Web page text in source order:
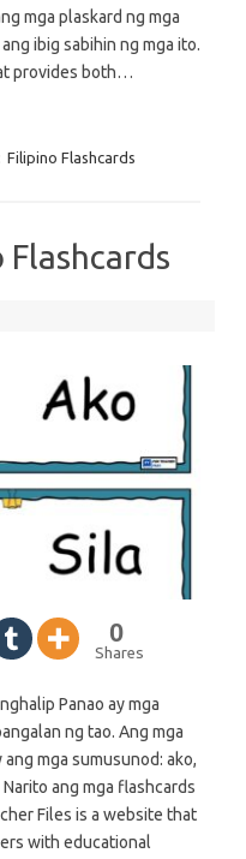
mga plaskard ng mga
ibig sabihin ng mga ito.
provides both…
Filipino Flashcards
Flashcards
0
Shares
Panao ay mga
ng tao. Ang mga
mga sumusunod: ako,
Narito ang mga flashcards
Files is a website that
with educational